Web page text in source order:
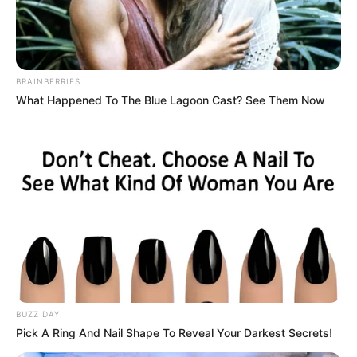
PMU 23-03-2024
Base Quinté et Spécial Tocard pour le
Programme et Pronostic PMU gratuit du 23
Mars 2024 PRIX DU BOIS DE VINCENNES
BRAINBERRIES
What Happened To The Blue Lagoon Cast? See Them Now
BUZZ DAY
Pick A Ring And Nail Shape To Reveal Your Darkest Secrets!